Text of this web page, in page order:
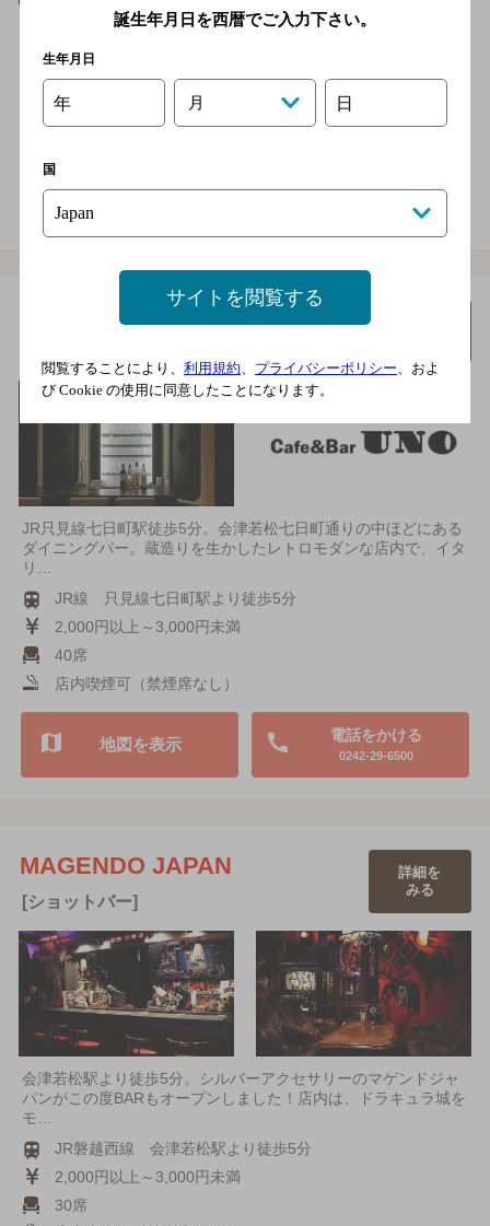
カウンター7席、テーブル席有りの、小じんまりとした落ち着く
2,000円以上～3,000円未満
18席
地図を表示
Cafe & Bar UNO
JR只見線七日町駅徒歩5分。会津若松七日町通りの中ほどにある
ダイニングバー。蔵造りを生かしたレトロモダンな店内で、イタ
リ…
JR線 只見線七日町駅より徒歩5分
2,000円以上～3,000円未満
40席
店内喫煙可（禁煙席なし）
電話をかける
0242-29-6500
地図を表示
MAGENDO JAPAN
[ショットバー]
詳細を
みる
会津若松駅より徒歩5分。シルバーアクセサリーのマゲンドジャ
パンがこの度BARもオープンしました！店内は、ドラキュラ城を
モ…
JR磐越西線 会津若松駅より徒歩5分
2,000円以上～3,000円未満
30席
誕生年月日を西暦でご入力下さい。
生年月日
年 月 日
国
サイトを閲覧する
閲覧することにより、 利用規約 プライバシーポリシー 、およ
び Cookie の使用に同意したことになります。